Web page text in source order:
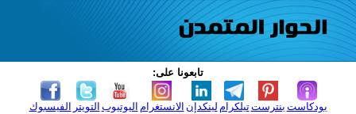
تابعونا على:
الفيسبوك التويتر اليوتيوب الانستغرام لينكدإن تيلكرامبنترست بودكاست